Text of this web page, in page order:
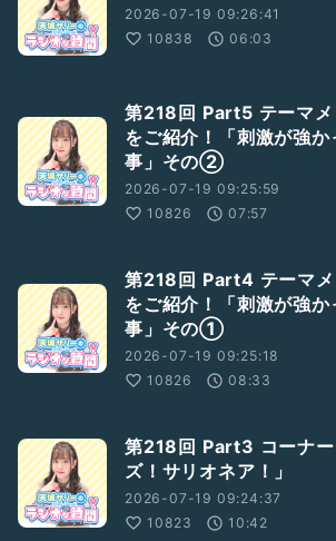
2026-07-19 09:26:41
10838
06:03
第218回 Part5 テーマメ
をご紹介！「刺激が強か
事」その②
2026-07-19 09:25:59
10826
07:57
第218回 Part4 テーマメ
をご紹介！「刺激が強か
事」その①
2026-07-19 09:25:18
10826
08:33
第218回 Part3 コーナー
ズ！サリオネア！」
2026-07-19 09:24:37
10823
10:42